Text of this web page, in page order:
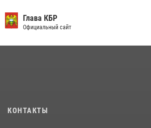
округе Росгвардии
09 июля 2026, 08:36
Глава КБР
Официальный сайт
КОНТАКТЫ